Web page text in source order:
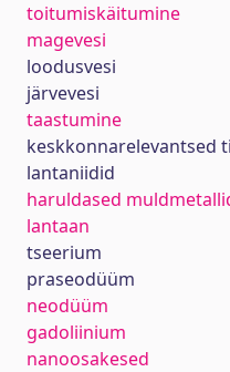
toitumiskäitumine
magevesi
loodusvesi
järvevesi
taastumine
keskkonnarelevantsed
lantaniidid
haruldased
lantaan
tseerium
praseodüüm
neodüüm
gadoliinium
nanoosakesed